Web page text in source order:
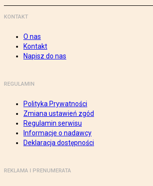
KONTAKT
O nas
Kontakt
Napisz do nas
REGULAMIN
Polityka Prywatności
Zmiana ustawień zgód
Regulamin serwisu
Informacje o nadawcy
Deklaracja dostępności
REKLAMA I PRENUMERATA